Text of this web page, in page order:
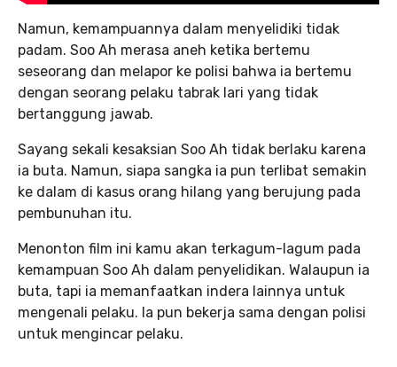
Namun, kemampuannya dalam menyelidiki tidak
padam. Soo Ah merasa aneh ketika bertemu
seseorang dan melapor ke polisi bahwa ia bertemu
dengan seorang pelaku tabrak lari yang tidak
bertanggung jawab.
Sayang sekali kesaksian Soo Ah tidak berlaku karena
ia buta. Namun, siapa sangka ia pun terlibat semakin
ke dalam di kasus orang hilang yang berujung pada
pembunuhan itu.
Menonton film ini kamu akan terkagum-lagum pada
kemampuan Soo Ah dalam penyelidikan. Walaupun ia
buta, tapi ia memanfaatkan indera lainnya untuk
mengenali pelaku. Ia pun bekerja sama dengan polisi
untuk mengincar pelaku.